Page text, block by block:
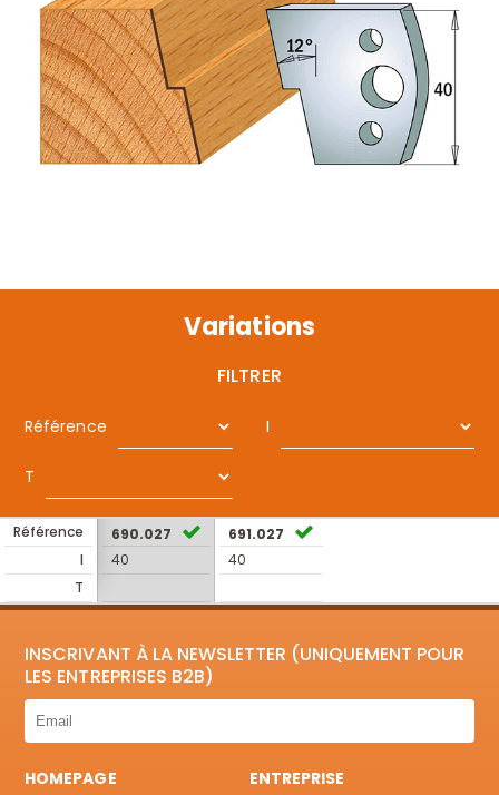
Variations
FILTRER
Référence I
T
Référence
I
T
690.027
40
691.027
40
INSCRIVANT À LA NEWSLETTER (UNIQUEMENT POUR
LES ENTREPRISES B2B)
HOMEPAGE
ENTREPRISE